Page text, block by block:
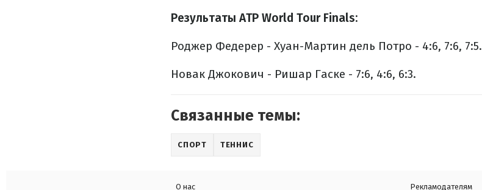
Результаты ATP World Tour Finals:
Роджер Федерер - Хуан-Мартин дель Потро - 4:6, 7:6, 7:5.
Новак Джокович - Ришар Гаске - 7:6, 4:6, 6:3.
Связанные темы:
СПОРТ ТЕННИС
О нас Рекламодателям